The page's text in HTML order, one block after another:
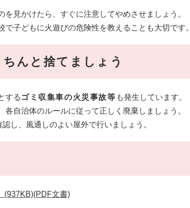
見かけたら、すぐに注意してやめさせましょう。
子どもに火遊びの危険性を教えることも大切です。
んと捨てましょう
する ゴミ収集車の火災事故等 も発生しています。
自治体のルールに従って正しく廃棄しましょう。
し、風通しのよい屋外で行いましょう。
(937KB)(PDF文書)